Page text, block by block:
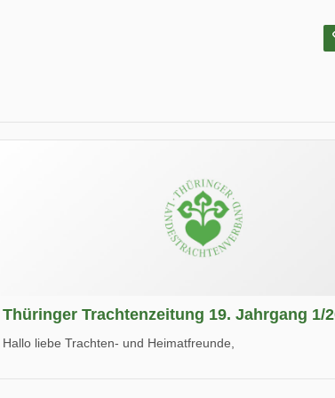
Thüringer Trachtenzeitung 19. Jahrgang 1/
Hallo liebe Trachten- und Heimatfreunde,